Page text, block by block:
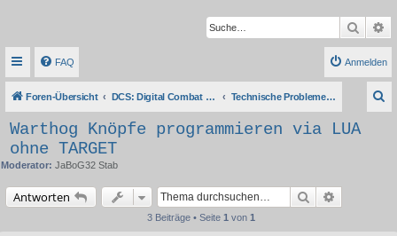
Suche
FAQ Anmelden
Foren-Übersicht DCS: Digital Combat Simulator Series Technische Probleme, Tipps & Anleitungen
Warthog Knöpfe programmieren via LUA
ohne TARGET
Moderator: JaBoG32 Stab
Antworten Suche
3 Beiträge • Seite 1 von 1